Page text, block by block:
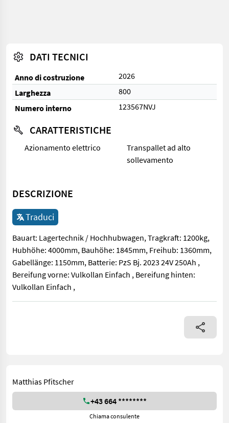
DATI TECNICI
Anno di costruzione
2026
Larghezza
800
Numero interno
123567NVJ
CARATTERISTICHE
Azionamento elettrico
Transpallet ad alto
sollevamento
DESCRIZIONE
Traduci
Bauart: Lagertechnik / Hochhubwagen, Tragkraft: 1200kg,
Hubhöhe: 4000mm, Bauhöhe: 1845mm, Freihub: 1360mm,
Gabellänge: 1150mm, Batterie: PzS Bj. 2023 24V 250Ah ,
Bereifung vorne: Vulkollan Einfach , Bereifung hinten:
Vulkollan Einfach ,
Bauart: Lagertechnik / Hochhubwagen, Tragkraft: 1200kg,
Matthias Pfitscher
+43 664 ********
Chiama consulente